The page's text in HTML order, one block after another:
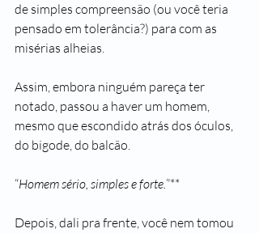
de simples compreensão (ou você teria
pensado em tolerância?) para com as
misérias alheias.
Assim, embora ninguém pareça ter
notado, passou a haver um homem,
mesmo que escondido atrás dos óculos,
do bigode, do balcão.
“Homem sério, simples e forte.”**
Depois, dali pra frente, você nem tomou